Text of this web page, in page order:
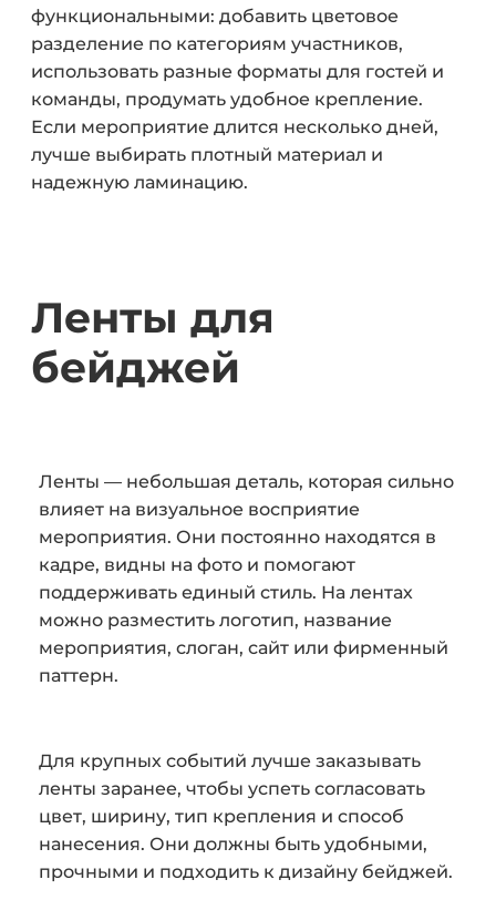
функциональными: добавить цветовое
разделение по категориям участников,
использовать разные форматы для гостей и
команды, продумать удобное крепление.
Если мероприятие длится несколько дней,
лучше выбирать плотный материал и
надежную ламинацию.
Ленты для
бейджей
Ленты — небольшая деталь, которая сильно
влияет на визуальное восприятие
мероприятия. Они постоянно находятся в
кадре, видны на фото и помогают
поддерживать единый стиль. На лентах
можно разместить логотип, название
мероприятия, слоган, сайт или фирменный
паттерн.
Для крупных событий лучше заказывать
ленты заранее, чтобы успеть согласовать
цвет, ширину, тип крепления и способ
нанесения. Они должны быть удобными,
прочными и подходить к дизайну бейджей.